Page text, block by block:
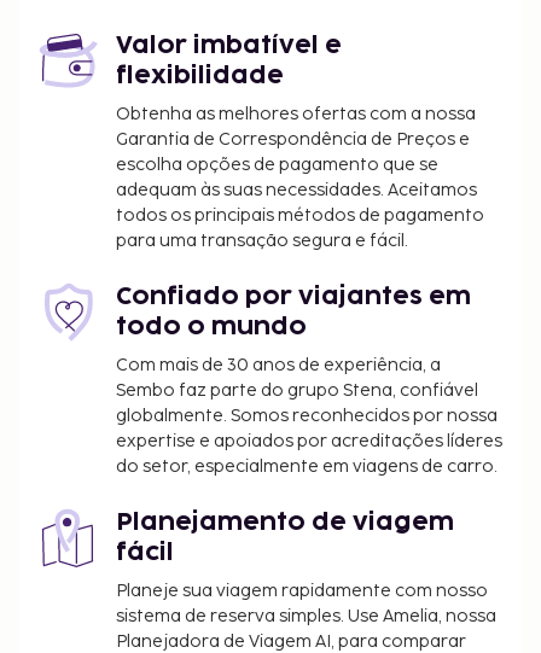
Valor imbatível e
flexibilidade
Obtenha as melhores ofertas com a nossa
Garantia de Correspondência de Preços e
escolha opções de pagamento que se
adequam às suas necessidades. Aceitamos
todos os principais métodos de pagamento
para uma transação segura e fácil.
Confiado por viajantes em
todo o mundo
Com mais de 30 anos de experiência, a
Sembo faz parte do grupo Stena, confiável
globalmente. Somos reconhecidos por nossa
expertise e apoiados por acreditações líderes
do setor, especialmente em viagens de carro.
Planejamento de viagem
fácil
Planeje sua viagem rapidamente com nosso
sistema de reserva simples. Use Amelia, nossa
Planejadora de Viagem AI, para comparar